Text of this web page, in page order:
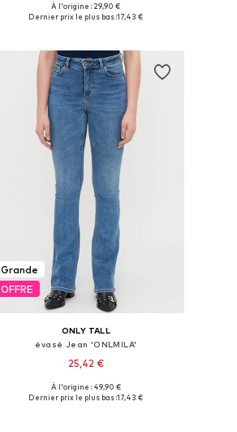
Disponible en plusieurs tailles
À l'origine : 29,90 €
Dernier prix le plus bas :17,43 €
Grande
OFFRE
ONLY TALL
évasé Jean 'ONLMILA'
25,42 €
Tailles disponibles: 25, 26
À l'origine : 49,90 €
Dernier prix le plus bas :17,43 €